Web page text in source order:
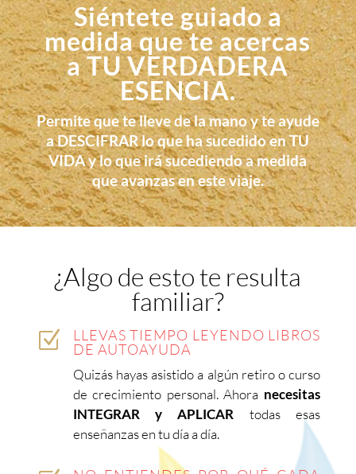
Siéntete guiado a
medida que te acercas
a TU VERDADERA
ESENCIA.
Permite que te lleve de la mano y te ayude
a DESCIFRAR lo que ha sucedido en TU
VIDA y lo que irá sucediendo a medida
que avanzas en este viaje.
¿Algo de esto te resulta
familiar?
Z
LLEVAS TIEMPO LEYENDO LIBROS
DE AUTOAYUDA
Quizás hayas asistido a algún retiro o curso
de crecimiento personal. Ahora necesitas
INTEGRAR y APLICAR todas esas
enseñanzas en tu día a día.